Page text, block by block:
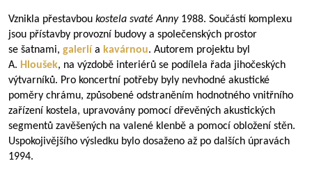
Vznikla přestavbou kostela svaté Anny1988. Součástí komplexu
jsou přístavby provozní budovy a společenských prostor
se šatnami, galerií a kavárnou. Autorem projektu byl
A. Hloušek, na výzdobě interiérů se podílela řada jihočeských
výtvarníků. Pro koncertní potřeby byly nevhodné akustické
poměry chrámu, způsobené odstraněním hodnotného vnitřního
zařízení kostela, upravovány pomocí dřevěných akustických
segmentů zavěšených na valené klenbě a pomocí obložení stěn.
Uspokojivějšího výsledku bylo dosaženo až po dalších úpravách
1994.